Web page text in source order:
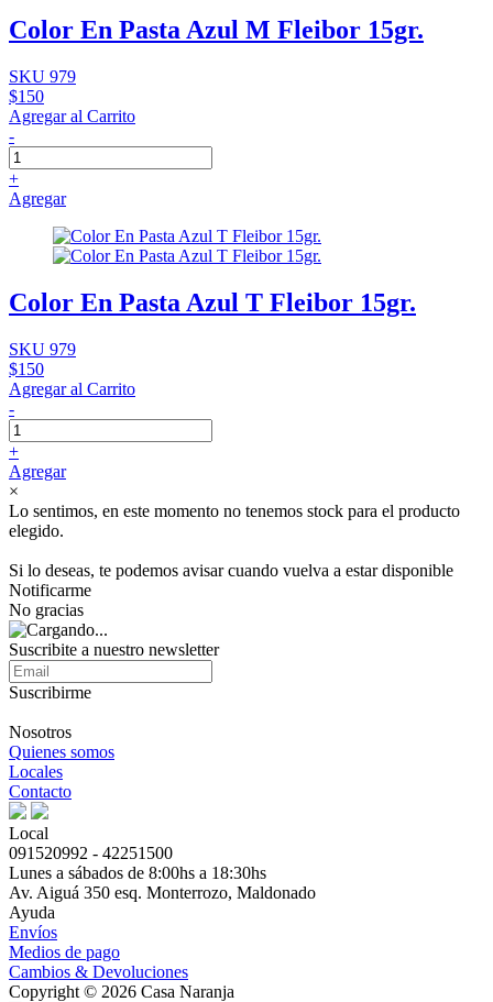
Color En Pasta Azul M Fleibor 15gr.
SKU 979
$150
Agregar al Carrito
-
+
Agregar
Color En Pasta Azul T Fleibor 15gr.
SKU 979
$150
Agregar al Carrito
-
+
Agregar
×
Lo sentimos, en este momento no tenemos stock para el producto
elegido.
Si lo deseas, te podemos avisar cuando vuelva a estar disponible
Notificarme
No gracias
Suscribite a nuestro newsletter
Suscribirme
Nosotros
Quienes somos
Locales
Contacto
Local
091520992 - 42251500
Lunes a sábados de 8:00hs a 18:30hs
Av. Aiguá 350 esq. Monterrozo, Maldonado
Ayuda
Envíos
Medios de pago
Cambios & Devoluciones
Copyright © 2026 Casa Naranja